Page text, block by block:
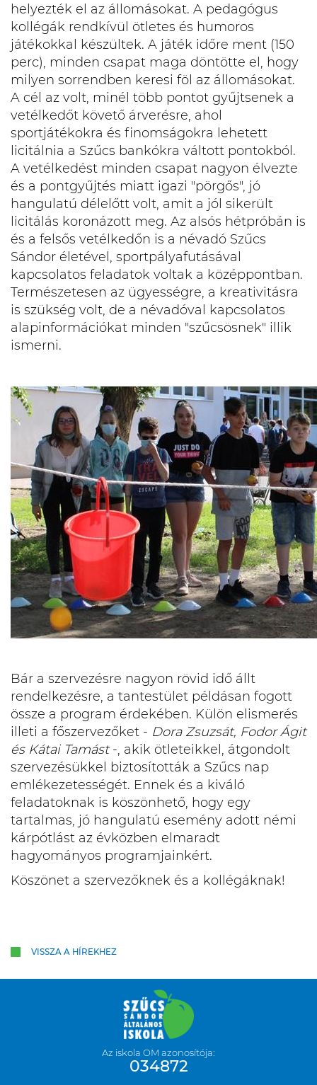
helyezték el az állomásokat. A pedagógus
kollégák rendkívül ötletes és humoros
játékokkal készültek. A játék időre ment (150
perc), minden csapat maga döntötte el, hogy
milyen sorrendben keresi föl az állomásokat.
A cél az volt, minél több pontot gyűjtsenek a
vetélkedőt követő árverésre, ahol
sportjátékokra és finomságokra lehetett
licitálnia a Szűcs bankókra váltott pontokból.
A vetélkedést minden csapat nagyon élvezte
és a pontgyűjtés miatt igazi "pörgős", jó
hangulatú délelőtt volt, amit a jól sikerült
licitálás koronázott meg. Az alsós hétpróbán is
és a felsős vetélkedőn is a névadó Szűcs
Sándor életével, sportpályafutásával
kapcsolatos feladatok voltak a középpontban.
Természetesen az ügyességre, a kreativitásra
is szükség volt, de a névadóval kapcsolatos
alapinformációkat minden "szűcsösnek" illik
ismerni.
Bár a szervezésre nagyon rövid idő állt
rendelkezésre, a tantestület példásan fogott
össze a program érdekében. Külön elismerés
illeti a főszervezőket - Dora Zsuzsát, Fodor Ágit
és Kátai Tamást-, akik ötleteikkel, átgondolt
szervezésükkel biztosították a Szűcs nap
emlékezetességét. Ennek és a kiváló
feladatoknak is köszönhető, hogy egy
tartalmas, jó hangulatú esemény adott némi
kárpótlást az évközben elmaradt
hagyományos programjainkért.
Köszönet a szervezőknek és a kollégáknak!
VISSZA A HÍREKHEZ
Az iskola OM azonosítója:
034872